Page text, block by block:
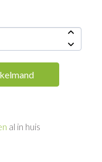
al in huis